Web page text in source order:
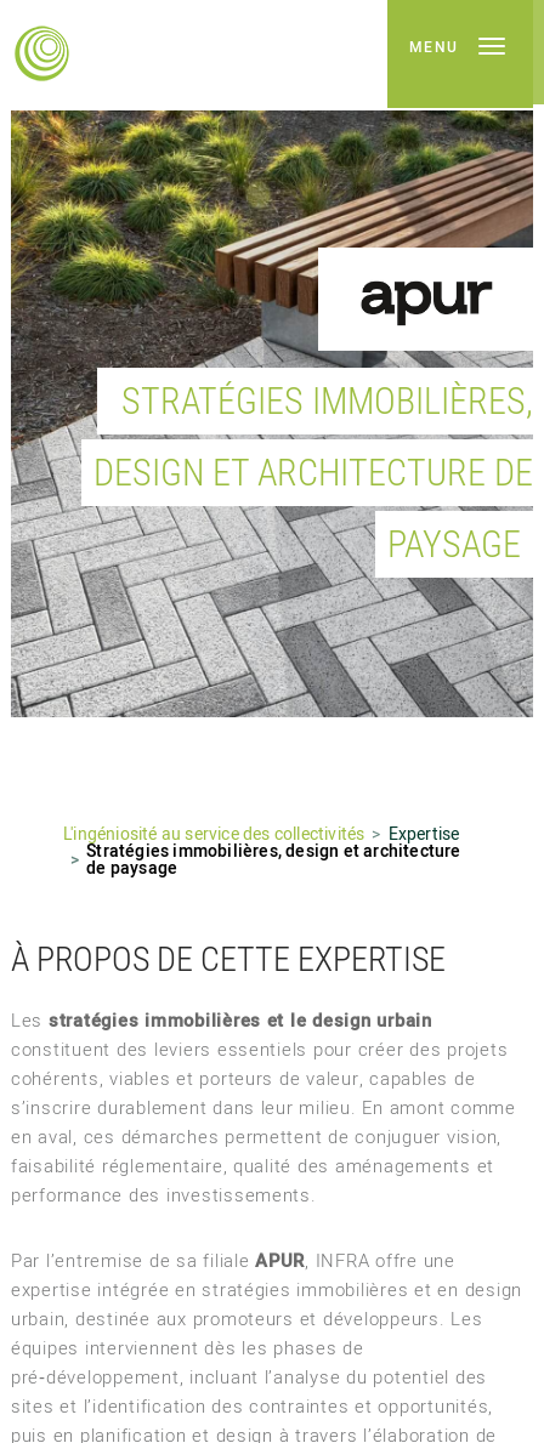
MENU
STRATÉGIES IMMOBILIÈRES,
DESIGN ET ARCHITECTURE DE
PAYSAGE
L'ingéniosité au service des collectivités Expertise
Stratégies immobilières, design et architecture
de paysage
À PROPOS DE CETTE EXPERTISE
Les stratégies immobilières et le design urbain
constituent des leviers essentiels pour créer des projets
cohérents, viables et porteurs de valeur, capables de
s’inscrire durablement dans leur milieu. En amont comme
en aval, ces démarches permettent de conjuguer vision,
faisabilité réglementaire, qualité des aménagements et
performance des investissements.
Par l’entremise de sa filialeAPUR, INFRA offre une
expertise intégrée en stratégies immobilières et en design
urbain, destinée aux promoteurs et développeurs. Les
équipes interviennent dès les phases de
pré‑développement, incluant l’analyse du potentiel des
sites et l’identification des contraintes et opportunités,
puis en planification et design à travers l’élaboration de